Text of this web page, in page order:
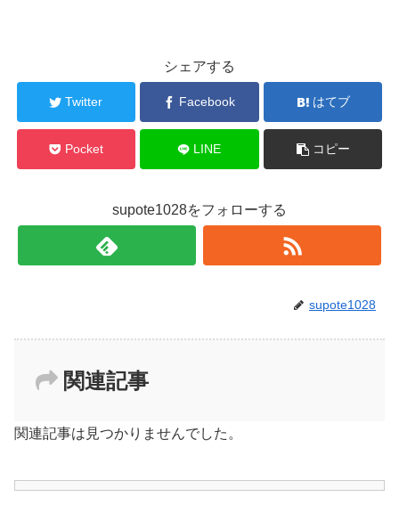
シェアする
Twitter Facebook はてブ
Pocket LINE コピー
supote1028をフォローする
supote1028
関連記事
関連記事は見つかりませんでした。